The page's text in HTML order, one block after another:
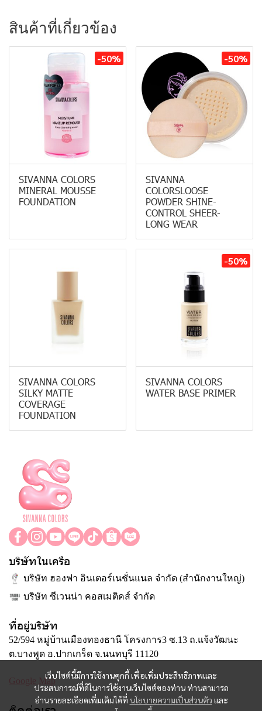
สินค้าที่เกี่ยวข้อง
-50%
SIVANNA COLORS
MINERAL MOUSSE
FOUNDATION
-50%
SIVANNA
COLORSLOOSE
POWDER SHINE-
CONTROL SHEER-
LONG WEAR
SIVANNA COLORS
SILKY MATTE
COVERAGE
FOUNDATION
-50%
SIVANNA COLORS
WATER BASE PRIMER
เว็บไซต์นี้มีการใช้งานคุกกี้ เพื่อเพิ่มประสิทธิภาพและ
ประสบการณ์ที่ดีในการใช้งานเว็บไซต์ของท่าน ท่านสามารถ
อ่านรายละเอียดเพิ่มเติมได้ที่ นโยบายความเป็นส่วนตัว และ
บริษัทในเครือ
บริษัท ฮองฟา อินเตอร์เนชั่นแนล จำกัด (สำนักงานใหญ่)
บริษัท ซีเวนน่า คอสเมติคส์ จำกัด
ที่อยู่บริษัท
52/594 หมู่บ้านเมืองทองธานี โครงการ3 ซ.13 ถ.แจ้งวัฒนะ
ต.บางพูด อ.ปากเกร็ด จ.นนทบุรี 11120
Google Map